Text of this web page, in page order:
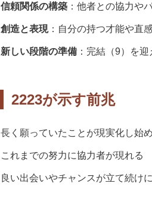
信頼関係の構築 ：他者との協力や
創造と表現：自分の持つ才能や直
新しい段階の準備 ：完結（9）を
2223が示す前兆
長く願っていたことが現実化し始
これまでの努力に協力者が現れる
良い出会いやチャンスが立て続け